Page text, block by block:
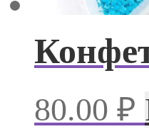
80.00 ₽